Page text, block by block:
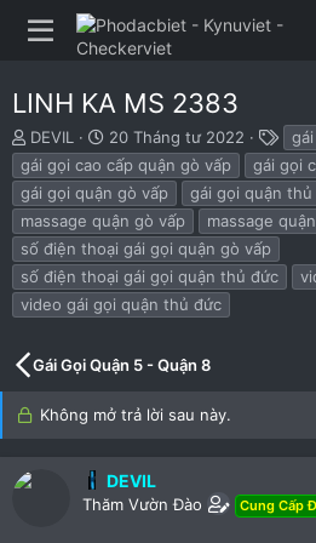
LINH KA MS 2383
B
ắ
t
đ
ầ
u
DEVIL
N
g
à
y
b
ắ
t
đ
ầ
20 Tháng tư 2022
h
ẻ
gái gọi cao cấp quận gò vấp
gái gọi
gái gọi quận gò vấp
gái gọi quận
massage quận gò vấp
massage
số điện thoại gái gọi quận gò vấp
số điện thoại gái gọi quận thủ đức
video gái gọi quận thủ đức
Gái Gọi Quận 5 - Quận 8
Không mở trả lời sau này.
DEVIL
Thăm Vườn Đào Cung Cấp